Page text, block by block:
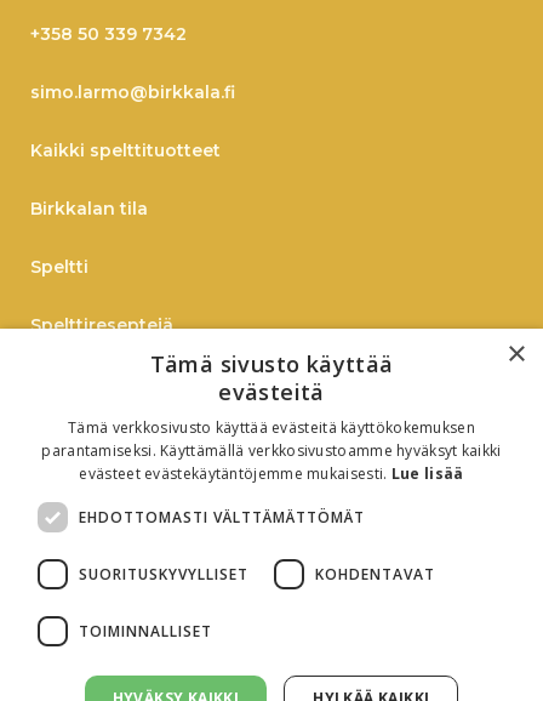
+358 50 339 7342
simo.larmo@birkkala.fi
Kaikki spelttituotteet
Birkkalan tila
Speltti
Spelttireseptejä
Verkkokauppaan
B2B
Oiva-raportti
×
Tämä sivusto käyttää
evästeitä
Tämä verkkosivusto käyttää evästeitä käyttökokemuksen
parantamiseksi. Käyttämällä verkkosivustoamme hyväksyt kaikki
evästeet evästekäytäntöjemme mukaisesti. Lue lisää
EHDOTTOMASTI VÄLTTÄMÄTTÖMÄT
SUORITUSKYVYLLISET KOHDENTAVAT
TOIMINNALLISET